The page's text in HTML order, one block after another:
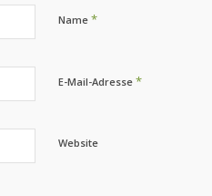
Name *
E-Mail-Adresse *
Website